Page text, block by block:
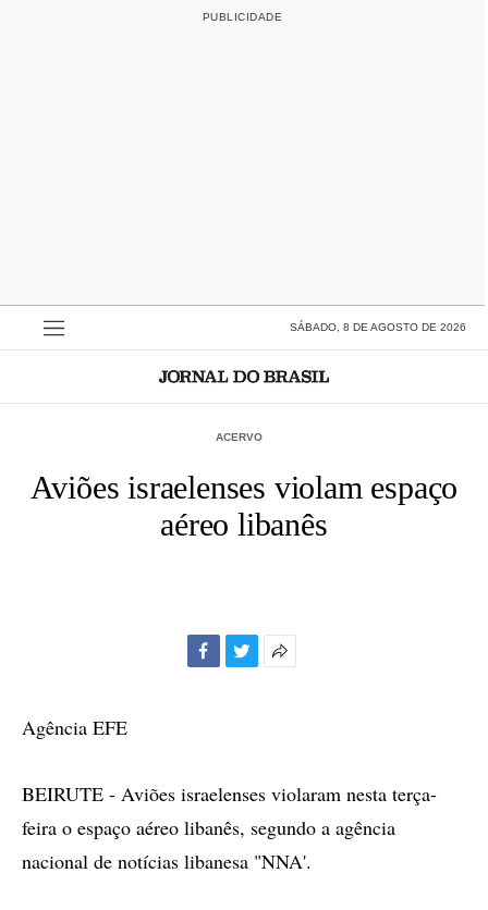
SÁBADO, 8 DE AGOSTO DE 2026
ACERVO
Aviões israelenses violam espaço
aéreo libanês
Agência EFE
BEIRUTE - Aviões israelenses violaram nesta terça-
feira o espaço aéreo libanês, segundo a agência
nacional de notícias libanesa "NNA'.